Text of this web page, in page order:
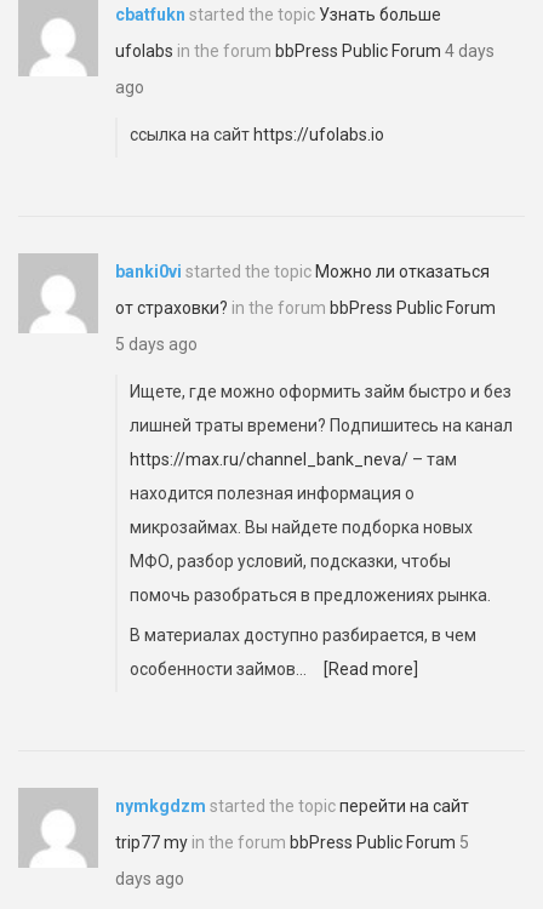
cbatfukn started the topic Узнать больше
ufolabs in the forum bbPress Public Forum 4 days
ago
ссылка на сайт https://ufolabs.io
banki0vi started the topic Можно ли отказаться
от страховки? in the forum bbPress Public Forum
5 days ago
Ищете, где можно оформить займ быстро и без
лишней траты времени? Подпишитесь на канал
https://max.ru/channel_bank_neva/ – там
находится полезная информация о
микрозаймах. Вы найдете подборка новых
МФО, разбор условий, подсказки, чтобы
помочь разобраться в предложениях рынка.
В материалах доступно разбирается, в чем
особенности займов…
[Read more]
nymkgdzm started the topicперейти на сайт
trip77 my in the forum bbPress Public Forum 5
days ago